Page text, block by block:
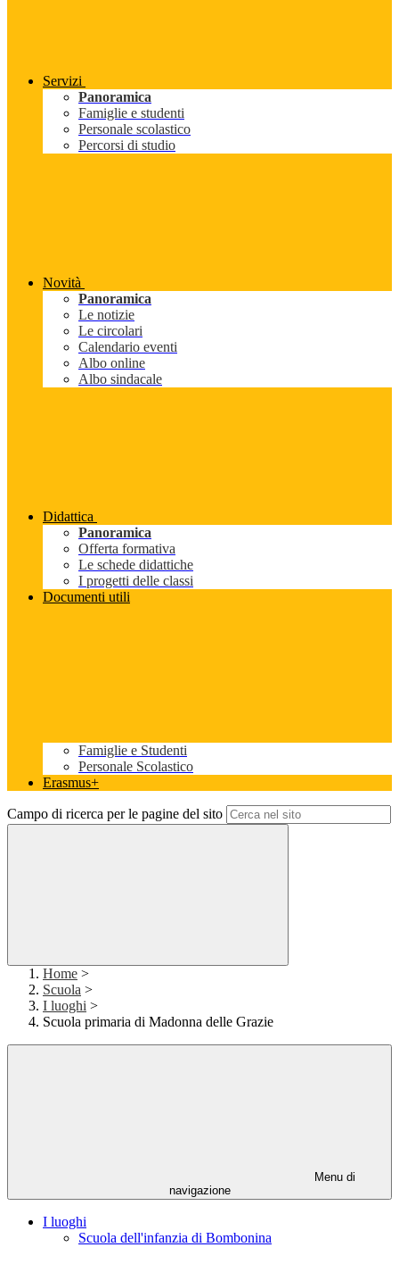
Servizi
Panoramica
Famiglie e studenti
Personale scolastico
Percorsi di studio
Novità
Panoramica
Le notizie
Le circolari
Calendario eventi
Albo online
Albo sindacale
Didattica
Panoramica
Offerta formativa
Le schede didattiche
I progetti delle classi
Documenti utili
Famiglie e Studenti
Personale Scolastico
Erasmus+
Campo di ricerca per le pagine del sito
Home >
Scuola >
I luoghi >
Scuola primaria di Madonna delle Grazie
Menu di
navigazione
I luoghi
Scuola dell'infanzia di Bombonina